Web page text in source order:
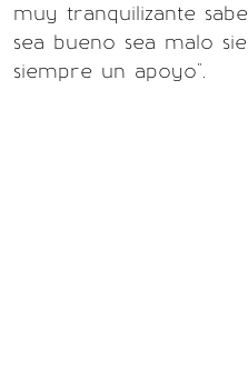
muy tranquilizante
sea bueno sea malo
siempre un apoyo".